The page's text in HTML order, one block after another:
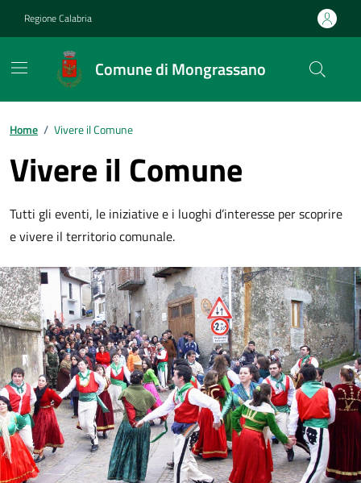
Regione Calabria
Comune di Mongrassano
Home / Vivere il Comune
Vivere il Comune
Tutti gli eventi, le iniziative e i luoghi d’interesse per scoprire
e vivere il territorio comunale.